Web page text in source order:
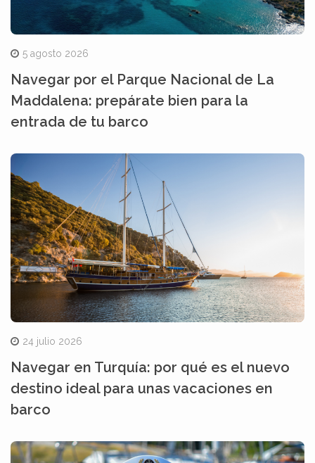
5 agosto 2026
Navegar por el Parque Nacional de La
Maddalena: prepárate bien para la
entrada de tu barco
24 julio 2026
Navegar en Turquía: por qué es el nuevo
destino ideal para unas vacaciones en
barco